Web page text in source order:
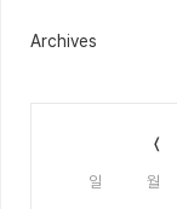
Archives
일 월